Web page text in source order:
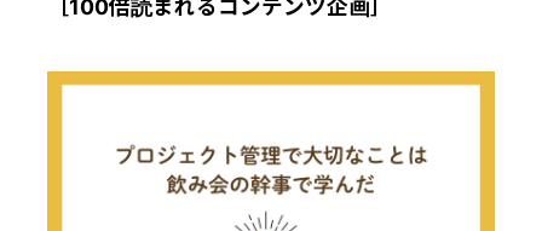
［100倍読まれるコンテンツ企画］